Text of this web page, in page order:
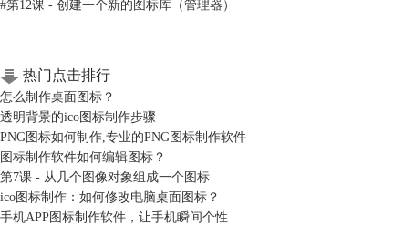
#第12课 - 创建一个新的图标库（管理器）
热门点击排行
怎么制作桌面图标？
透明背景的ico图标制作步骤
PNG图标如何制作,专业的PNG图标制作软件
图标制作软件如何编辑图标？
第7课 - 从几个图像对象组成一个图标
ico图标制作：如何修改电脑桌面图标？
手机APP图标制作软件，让手机瞬间个性